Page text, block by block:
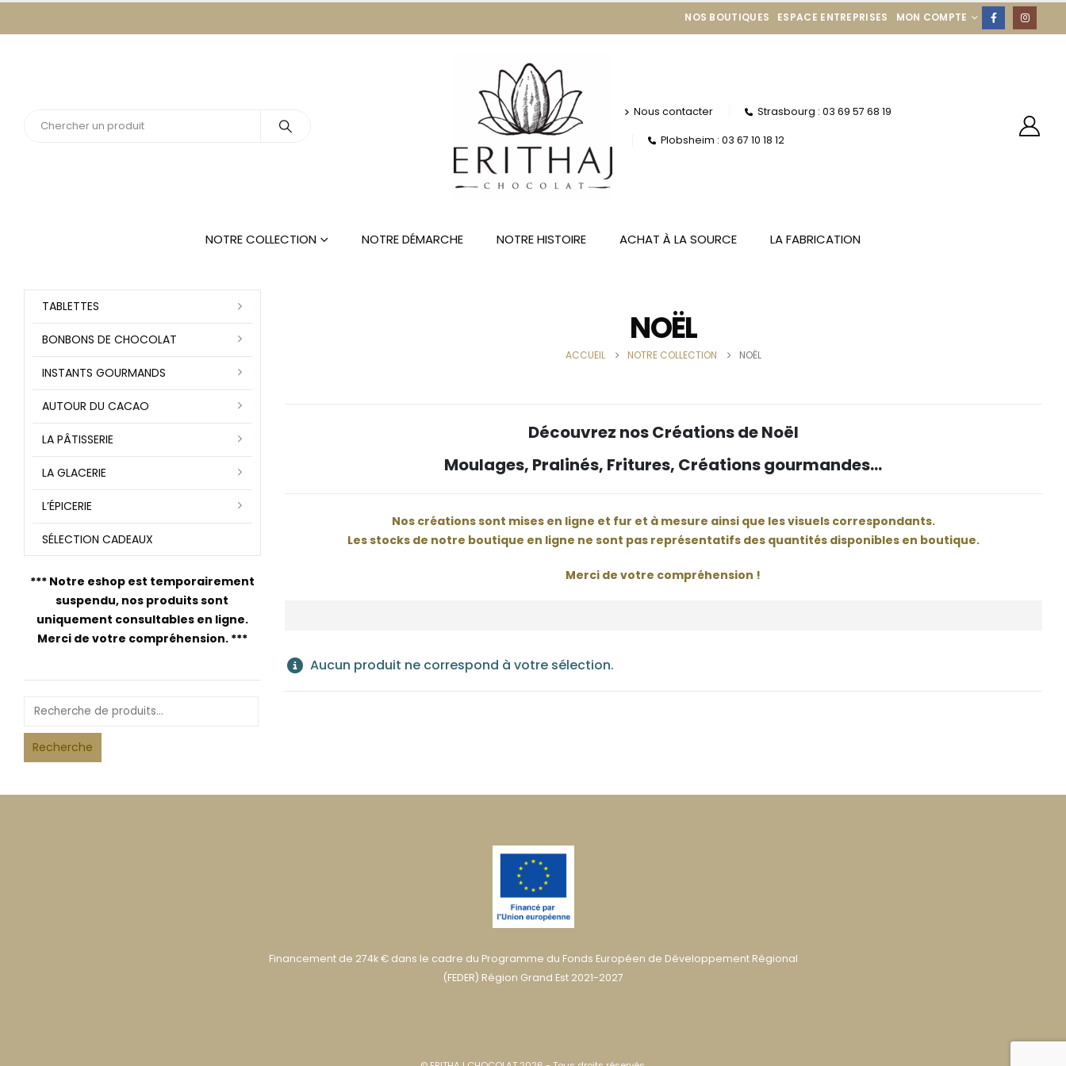
NOS BOUTIQUES ESPACE ENTREPRISES MON COMPTE
Nous contacter Strasbourg : 03 69 57 68 19
Plobsheim : 03 67 10 18 12
NOTRE COLLECTION NOTRE DÉMARCHE NOTRE HISTOIRE ACHAT À LA SOURCE LA FABRICATION
NOËL
ACCUEIL NOTRE COLLECTION NOËL
Découvrez nos Créations de Noël
Moulages, Pralinés, Fritures, Créations gourmandes…
Nos créations sont mises en ligne et fur et à mesure ainsi que les visuels correspondants.
Les stocks de notre boutique en ligne ne sont pas représentatifs des quantités disponibles en boutique.
Merci de votre compréhension !
Aucun produit ne correspond à votre sélection.
TABLETTES
BONBONS DE CHOCOLAT
INSTANTS GOURMANDS
AUTOUR DU CACAO
LA PÂTISSERIE
LA GLACERIE
L’ÉPICERIE
SÉLECTION CADEAUX
*** Notre eshop est temporairement
suspendu, nos produits sont
uniquement consultables en ligne.
Merci de votre compréhension.***
Recherche
Financement de 274k € dans le cadre du Programme du Fonds Européen de Développement Régional
(FEDER) Région Grand Est 2021-2027